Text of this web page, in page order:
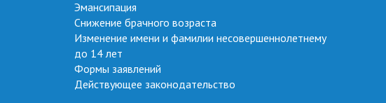
Эмансипация
Снижение брачного возраста
Изменение имени и фамилии несовершеннолетнему
до 14 лет
Формы заявлений
Действующее законодательство